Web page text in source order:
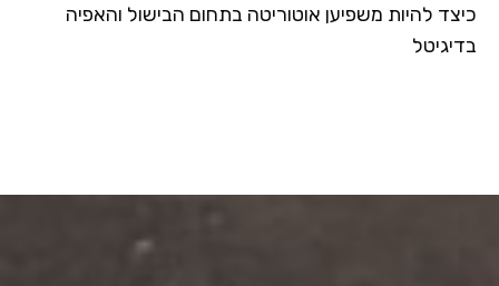
כיצד להיות משפיען אוטוריטה בתחום הבישול והאפיה
בדיגיטל